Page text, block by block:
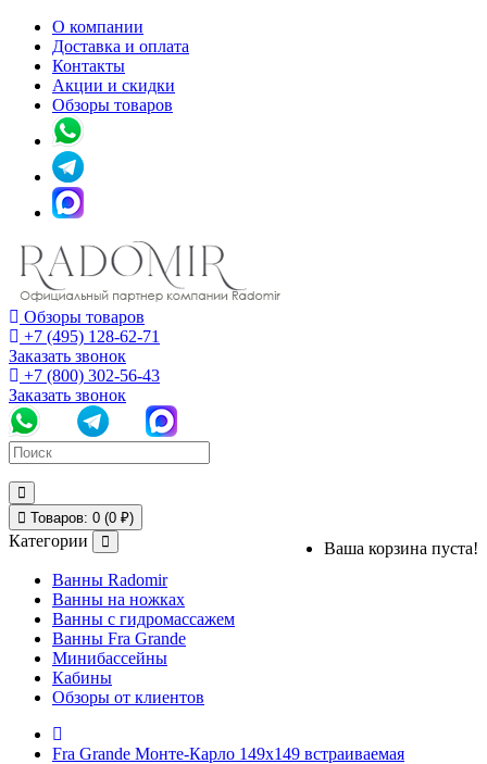
О компании
Доставка и оплата
Контакты
Акции и скидки
Обзоры товаров
Обзоры товаров
+7 (495) 128-62-71
Заказать звонок
+7 (800) 302-56-43
Заказать звонок
Товаров: 0 (0 ₽)
Ваша корзина пуста!
Категории
Ванны Radomir
Ванны на ножках
Ванны с гидромассажем
Ванны Fra Grande
Минибассейны
Кабины
Обзоры от клиентов
Fra Grande Монте-Карло 149х149 встраиваемая